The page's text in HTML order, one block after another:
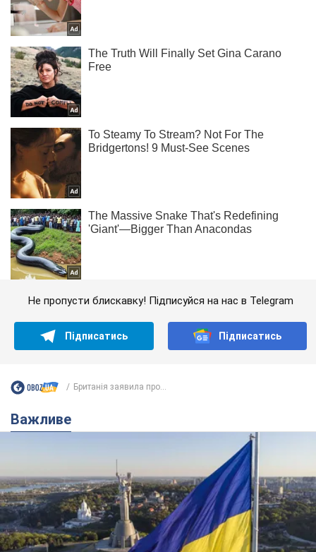
Не пропусти блискавку! Підписуйся на нас в Telegram
Підписатись Підписатись
Британія заявила про...
Важливе